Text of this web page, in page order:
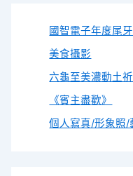
國智電子年度尾牙
美食攝影
六龜至美濃動土
《賓主盡歡》
個人寫真/形象照/